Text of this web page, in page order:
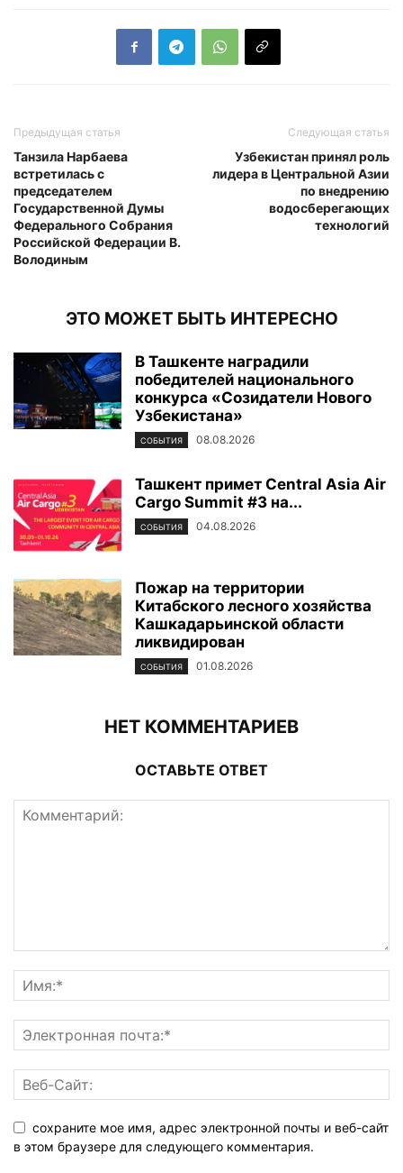
Предыдущая статья
Танзила Нарбаева
встретилась с
председателем
Государственной Думы
Федерального Собрания
Российской Федерации В.
Володиным
Следующая статья
Узбекистан принял роль
лидера в Центральной Азии
по внедрению
водосберегающих
технологий
ЭТО МОЖЕТ БЫТЬ ИНТЕРЕСНО
В Ташкенте наградили
победителей национального
конкурса «Созидатели Нового
Узбекистана»
СОБЫТИЯ 08.08.2026
Ташкент примет Central Asia Air
Cargo Summit #3 на...
СОБЫТИЯ 04.08.2026
Пожар на территории
Китабского лесного хозяйства
Кашкадарьинской области
ликвидирован
СОБЫТИЯ 01.08.2026
НЕТ КОММЕНТАРИЕВ
ОСТАВЬТЕ ОТВЕТ
сохраните мое имя, адрес электронной почты и веб-сайт
в этом браузере для следующего комментария.